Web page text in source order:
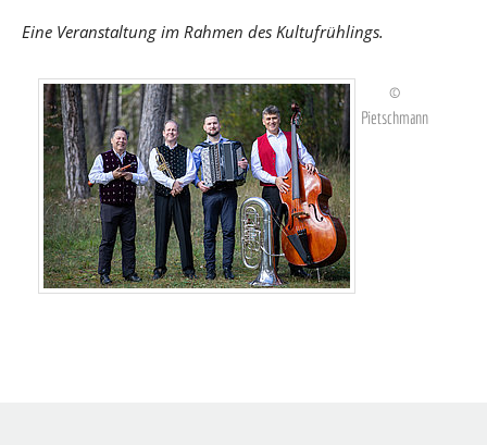
Eine Veranstaltung im Rahmen des Kultufrühlings.
©
Pietschmann